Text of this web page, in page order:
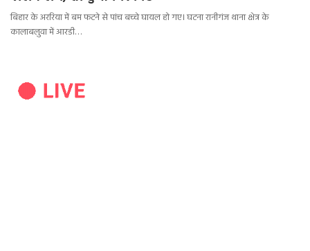
बिहार के अररिया में बम फटने से पांच बच्चे घायल हो गए। घटना रानीगंज थाना क्षेत्र के
कालाबलुवा में आरडी…